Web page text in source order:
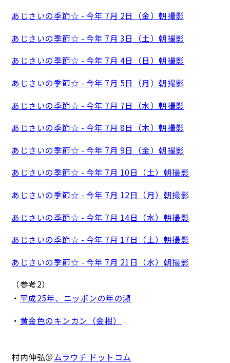
あじさいの季節☆ - 今年 7月 2日（金）朝撮影
あじさいの季節☆ - 今年 7月 3日（土）朝撮影
あじさいの季節☆ - 今年 7月 4日（日）朝撮影
あじさいの季節☆ - 今年 7月 5日（月）朝撮影
あじさいの季節☆ - 今年 7月 7日（水）朝撮影
あじさいの季節☆ - 今年 7月 8日（木）朝撮影
あじさいの季節☆ - 今年 7月 9日（金）朝撮影
あじさいの季節☆ - 今年 7月 10日（土）朝撮影
あじさいの季節☆ - 今年 7月 12日（月）朝撮影
あじさいの季節☆ - 今年 7月 14日（水）朝撮影
あじさいの季節☆ - 今年 7月 17日（土）朝撮影
あじさいの季節☆ - 今年 7月 21日（水）朝撮影
（参考2）
・ 平成25年、ニッポンの年の瀬
・ 黄金色のキンカン（金柑）
村内伸弘＠ムラウチ ドットコム